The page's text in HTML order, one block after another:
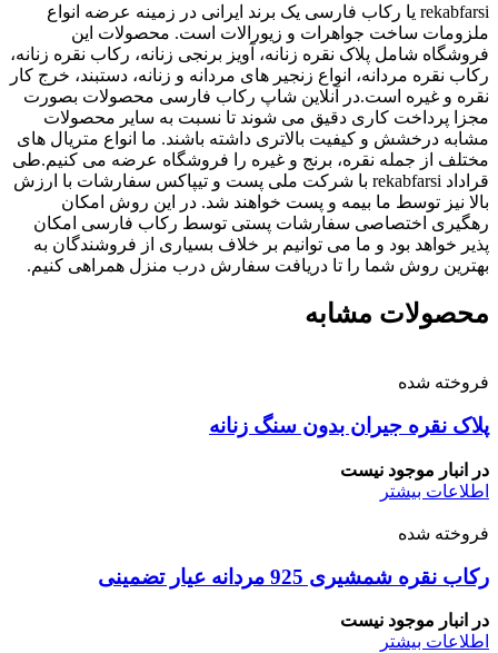
rekabfarsi یا رکاب فارسی یک برند ایرانی در زمینه عرضه انواع
ملزومات ساخت جواهرات و زیورالات است. محصولات این
فروشگاه شامل پلاک نقره زنانه، آویز برنجی زنانه، رکاب نقره زنانه،
رکاب نقره مردانه، انواع زنجیر های مردانه و زنانه، دستبند، خرج کار
نقره و غیره است.در آنلاین شاپ رکاب فارسی محصولات بصورت
مجزا پرداخت کاری دقیق می شوند تا نسبت به سایر محصولات
مشابه درخشش و کیفیت بالاتری داشته باشند. ما انواع متریال های
مختلف از جمله نقره، برنج و غیره را فروشگاه عرضه می کنیم.طی
قراداد rekabfarsi با شرکت ملی پست و تیپاکس سفارشات با ارزش
بالا نیز توسط ما بیمه و پست خواهند شد. در این روش امکان
رهگیری اختصاصی سفارشات پستی توسط رکاب فارسی امکان
پذیر خواهد بود و ما می توانیم بر خلاف بسیاری از فروشندگان به
بهترین روش شما را تا دریافت سفارش درب منزل همراهی کنیم.
محصولات مشابه
فروخته شده
پلاک نقره جیران بدون سنگ زنانه
در انبار موجود نیست
اطلاعات بیشتر
فروخته شده
رکاب نقره شمشیری 925 مردانه عیار تضمینی
در انبار موجود نیست
اطلاعات بیشتر